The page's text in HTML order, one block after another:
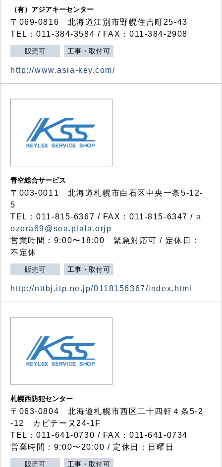
（有）アジアキーセンター
〒069-0816 北海道江別市野幌住吉町25-43
TEL：011-384-3584 / FAX：011-384-2908
販売可 工事・取付可
http://www.asia-key.com/
青空総合サービス
〒003-0011 北海道札幌市白石区中央一条5-12-
5
TEL：011-815-6367 / FAX：011-815-6347 / a
ozora69@sea.plala.orjp
営業時間：9:00〜18:00 緊急対応可 / 定休日：
不定休
販売可 工事・取付可
http://nttbj.itp.ne.jp/0118156367/index.html
札幌西防犯センター
〒063-0804 北海道札幌市西区二十四軒４条5-2
-12 カピテーヌ24-1F
TEL：011-641-0730 / FAX：011-641-0734
営業時間：9:00〜20:00 / 定休日：日曜日
販売可 工事・取付可